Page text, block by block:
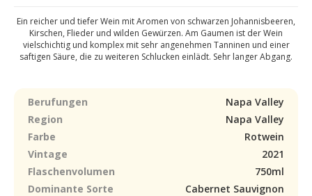
Ein reicher und tiefer Wein mit Aromen von schwarzen Johannisbeeren,
Kirschen, Flieder und wilden Gewürzen. Am Gaumen ist der Wein
vielschichtig und komplex mit sehr angenehmen Tanninen und einer
saftigen Säure, die zu weiteren Schlucken einlädt. Sehr langer Abgang.
Berufungen
Napa Valley
Region
Napa Valley
Farbe
Rotwein
Vintage
2021
Flaschenvolumen
750ml
Dominante Sorte
Cabernet Sauvignon